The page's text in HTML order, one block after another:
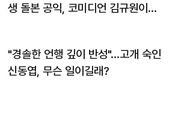
생 돌본 공익, 코미디언 김규원이었
"경솔한 언행 깊이 반성"…고개 숙인
신동엽, 무슨 일이길래?